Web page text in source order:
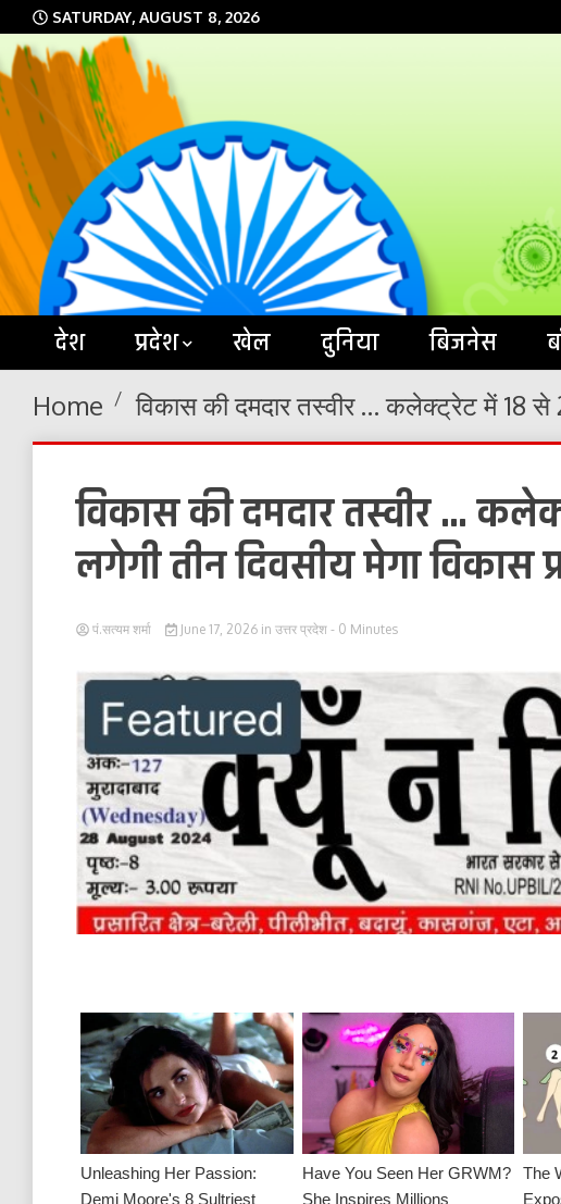
Skip
to
content
SATURDAY, AUGUST 8, 2026
देश प्रदेश खेल दुनिया बिजनेस
Home विकास की दमदार तस्वीर … कलेक्ट्रेट में 18 से
विकास की दमदार तस्वीर …
लगेगी तीन दिवसीय मेगा विकास
पं.सत्यम शर्मा June 17, 2026 in उत्तर प्रदेश - 0 Minutes